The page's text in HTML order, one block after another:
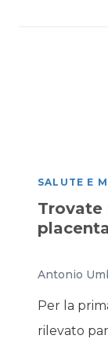
SALUTE E
Trovate
Antonio
Per la
rilevato